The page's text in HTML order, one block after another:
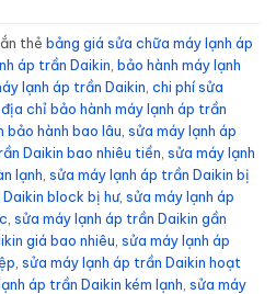
thẻ bảng giá sửa chữa máy lạnh áp
áp trần Daikin bảo hành máy lạnh
lạnh áp trần Daikin chi phí sửa
địa chỉ bảo hành máy lạnh áp trần
bảo hành bao lâu sửa máy lạnh áp
Daikin bao nhiêu tiền sửa máy lạnh
lạnh sửa máy lạnh áp trần Daikin bị
block bị hư, sửa máy lạnh áp
sửa máy lạnh áp trần Daikin gần
giá bao nhiêu sửa máy lạnh áp
sửa máy lạnh áp trần Daikin hoạt
áp trần Daikin kém lạnh sửa máy